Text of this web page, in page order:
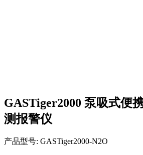
GASTiger2000 泵吸式便
测报警仪
产品型号: GASTiger2000-N2O